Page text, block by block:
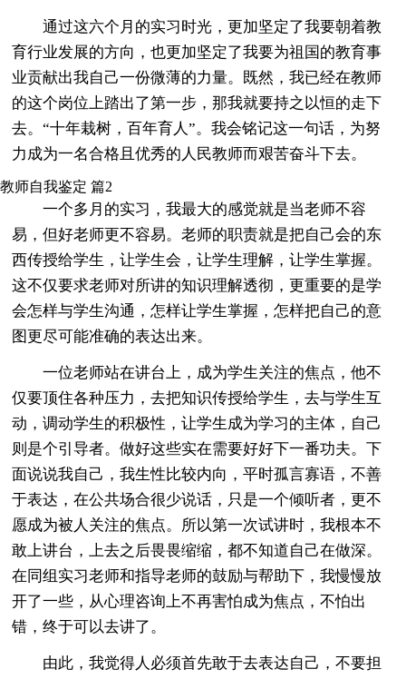
通过这六个月的实习时光，更加坚定了我要朝着教
育行业发展的方向，也更加坚定了我要为祖国的教育事
业贡献出我自己一份微薄的力量。既然，我已经在教师
的这个岗位上踏出了第一步，那我就要持之以恒的走下
去。“十年栽树，百年育人”。我会铭记这一句话，为努
力成为一名合格且优秀的人民教师而艰苦奋斗下去。
教师自我鉴定 篇2
一个多月的实习，我最大的感觉就是当老师不容
易，但好老师更不容易。老师的职责就是把自己会的东
西传授给学生，让学生会，让学生理解，让学生掌握。
这不仅要求老师对所讲的知识理解透彻，更重要的是学
会怎样与学生沟通，怎样让学生掌握，怎样把自己的意
图更尽可能准确的表达出来。
一位老师站在讲台上，成为学生关注的焦点，他不
仅要顶住各种压力，去把知识传授给学生，去与学生互
动，调动学生的积极性，让学生成为学习的主体，自己
则是个引导者。做好这些实在需要好好下一番功夫。下
面说说我自己，我生性比较内向，平时孤言寡语，不善
于表达，在公共场合很少说话，只是一个倾听者，更不
愿成为被人关注的焦点。所以第一次试讲时，我根本不
敢上讲台，上去之后畏畏缩缩，都不知道自己在做深。
在同组实习老师和指导老师的鼓励与帮助下，我慢慢放
开了一些，从心理咨询上不再害怕成为焦点，不怕出
错，终于可以去讲了。
由此，我觉得人必须首先敢于去表达自己，不要担